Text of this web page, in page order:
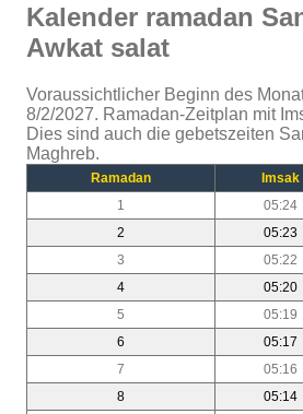
Kalender ramadan
Awkat salat
Voraussichtlicher Beginn des
8/2/2027. Ramadan-Zeitplan mit
Dies sind auch die gebetszeiten
Maghreb.
Ramadan Imsak
1
05:24
2
05:23
3
05:22
4
05:20
5
05:19
6
05:17
7
05:16
8
05:14